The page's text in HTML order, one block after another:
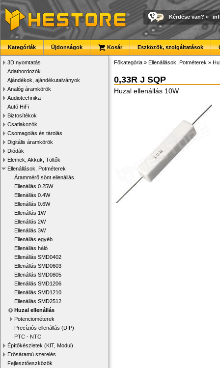
Kérdése van? »
Kategóriák Újdonságok Kosár Eszközök, szolgáltatások
3D nyomtatás
Adathordozók
Ajándékok, ajándékutalványok
Analóg áramkörök
Audiotechnika
Autó HiFi
Biztosítékok
Csatlakozók
Csomagolás és tárolás
Digitális áramkörök
Diódák
Elemek, Akkuk, Töltők
Ellenállások, Potméterek
Árammérő sönt ellenállás
Ellenállás 0.25W
Ellenállás 0.4W
Ellenállás 0.6W
Ellenállás 1W
Ellenállás 2W
Ellenállás 3W
Ellenállás egyéb
Ellenállás háló
Ellenállás SMD0402
Ellenállás SMD0603
Ellenállás SMD0805
Ellenállás SMD1206
Ellenállás SMD1210
Ellenállás SMD2512
Huzal ellenállás
Potenciométerek
Precíziós ellenállás (DIP)
PTC - NTC
Építőkészletek (KIT, Modul)
Erősáramú szerelés
Fejlesztőeszközök
Főkategória » Ellenállások, Potméterek »
0,33R J SQP
Huzal ellenállás 10W